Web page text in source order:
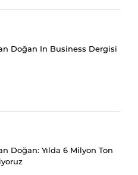
Doğan In Business Dergisi
Doğan: Yılda 6 Milyon Ton